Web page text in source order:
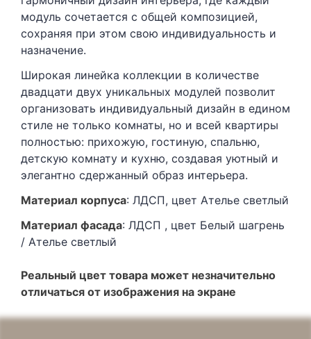
модуль сочетается с общей композицией,
сохраняя при этом свою индивидуальность и
назначение.
Широкая линейка коллекции в количестве
двадцати двух уникальных модулей позволит
организовать индивидуальный дизайн в едином
стиле не только комнаты, но и всей квартиры
полностью: прихожую, гостиную, спальню,
детскую комнату и кухню, создавая уютный и
элегантно сдержанный образ интерьера.
Материал корпуса: ЛДСП, цвет Ателье светлый
Материал фасада: ЛДСП , цвет Белый шагрень
/ Ателье светлый
Реальный цвет товара может незначительно
отличаться от изображения на экране